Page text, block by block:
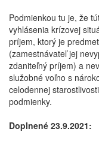
Podmienkou tu je, že
vyhlásenia krízovej
príjem, ktorý je
(zamestnávateľ jej
zdaniteľný príjem) a
služobné voľno s
celodennej
podmienky.
Doplnené 23.9.2021: